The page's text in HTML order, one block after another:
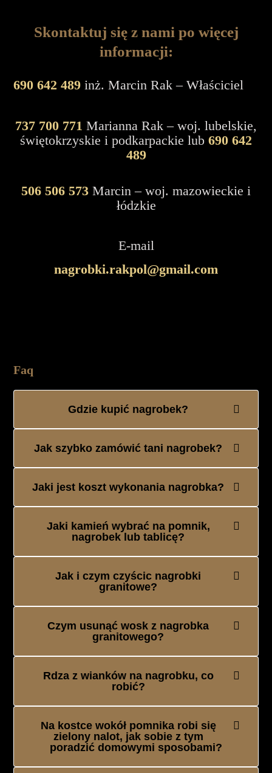
Skontaktuj się z nami po więcej
informacji:
690 642 489inż. Marcin Rak – Właściciel
737 700 771 Marianna Rak – woj. lubelskie,
świętokrzyskie i podkarpackie lub 690 642
489
506 506 573 Marcin – woj. mazowieckie i
łódzkie
E-mail
nagrobki.rakpol@gmail.com
Faq
Gdzie kupić nagrobek?
Jak szybko zamówić tani nagrobek?
Jaki jest koszt wykonania nagrobka?
Jaki kamień wybrać na pomnik,
nagrobek lub tablicę?
Jak i czym czyścic nagrobki
granitowe?
Czym usunąć wosk z nagrobka
granitowego?
Rdza z wianków na nagrobku, co
robić?
Na kostce wokół pomnika robi się
zielony nalot, jak sobie z tym
poradzić domowymi sposobami?